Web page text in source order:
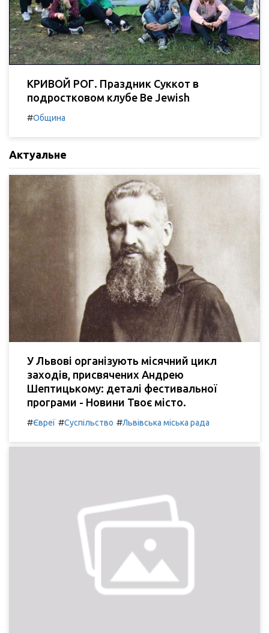
КРИВОЙ РОГ. Праздник Суккот в
подростковом клубе Be Jewish
#Община
Актуальне
У Львові організують місячний цикл
заходів, присвячених Андрею
Шептицькому: деталі фестивальної
програми - Новини Твоє місто.
#Євреї #Суспільство #Львівська міська рада